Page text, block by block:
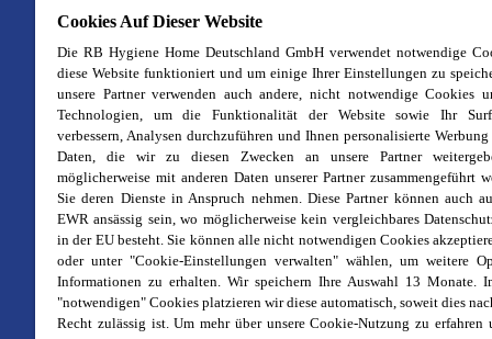
Gesund Detektive
Aktionen
Über uns
Stellenangebote
Kontakt
Impressum
Cookie-Richtlinie
Datenschutz
Rechtliche Bestimmungen
Sitemap
No-
Cookies Auf Dieser Website
Die RB Hygiene Home Deutschland GmbH verwendet notwendige
diese Website funktioniert und um einige Ihrer Einstellungen zu
unsere Partner verwenden auch andere, nicht notwendige Cookies
Technologien, um die Funktionalität der Website sowie Ihr
verbessern, Analysen durchzuführen und Ihnen personalisierte
Daten, die wir zu diesen Zwecken an unsere Partner
möglicherweise mit anderen Daten unserer Partner zusammengeführt
Sie deren Dienste in Anspruch nehmen. Diese Partner können auch
EWR ansässig sein, wo möglicherweise kein vergleichbares
in der EU besteht. Sie können alle nicht notwendigen Cookies
oder unter "Cookie-Einstellungen verwalten" wählen, um weitere
Informationen zu erhalten. Wir speichern Ihre Auswahl 13 Monate.
"notwendigen" Cookies platzieren wir diese automatisch, soweit dies
Recht zulässig ist. Um mehr über unsere Cookie-Nutzung zu erfahren